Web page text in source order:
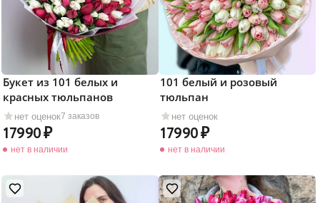
нет оценок7 заказов
Букет из 101 белых и
красных тюльпанов
17990
нет в наличии
нет оценок
101 белый и розовый
тюльпан
17990
нет в наличии